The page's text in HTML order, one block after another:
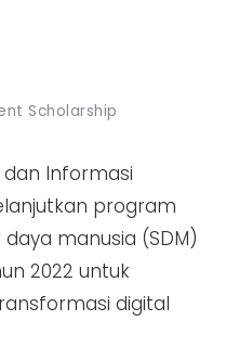
Scholarship
Informasi
program
manusia (SDM)
2022 untuk
digital